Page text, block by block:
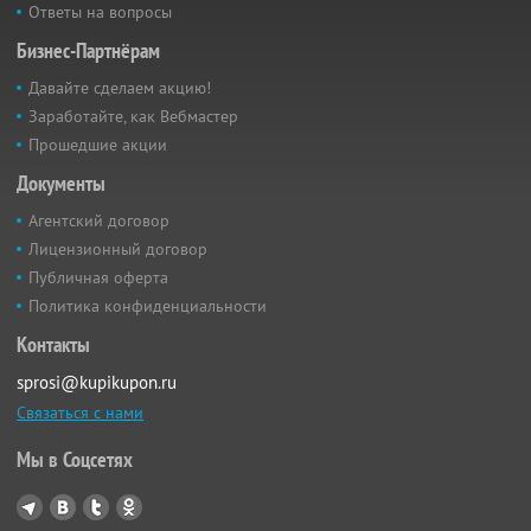
Ответы на вопросы
Бизнес-Партнёрам
Давайте сделаем акцию!
Заработайте, как Вебмастер
Прошедшие акции
Документы
Агентский договор
Лицензионный договор
Публичная оферта
Политика конфиденциальности
Контакты
sprosi@kupikupon.ru
Связаться с нами
Мы в Соцсетях